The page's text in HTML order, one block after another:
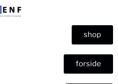
shop
forside